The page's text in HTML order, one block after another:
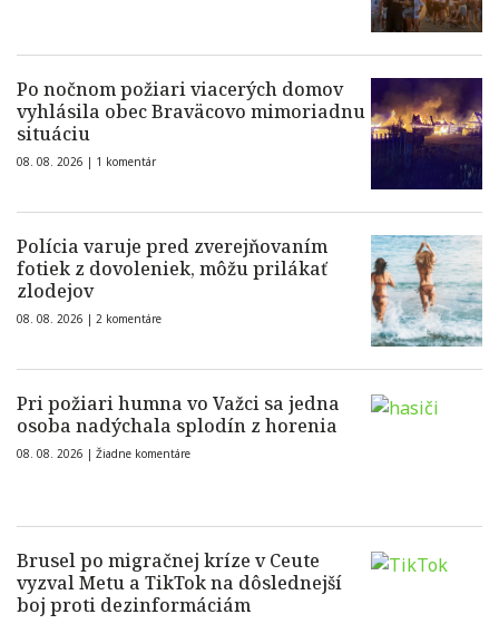
Po nočnom požiari viacerých domov
vyhlásila obec Braväcovo mimoriadnu
situáciu
08. 08. 2026 | 1 komentár
Polícia varuje pred zverejňovaním
fotiek z dovoleniek, môžu prilákať
zlodejov
08. 08. 2026 | 2 komentáre
Pri požiari humna vo Važci sa jedna
osoba nadýchala splodín z horenia
08. 08. 2026 | Žiadne komentáre
Brusel po migračnej kríze v Ceute
vyzval Metu a TikTok na dôslednejší
boj proti dezinformáciám